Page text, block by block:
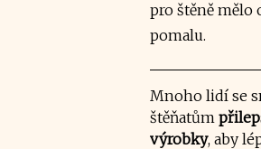
pro štěně
pomalu.
Mnoho lidí se
štěňatům
výrobky, aby